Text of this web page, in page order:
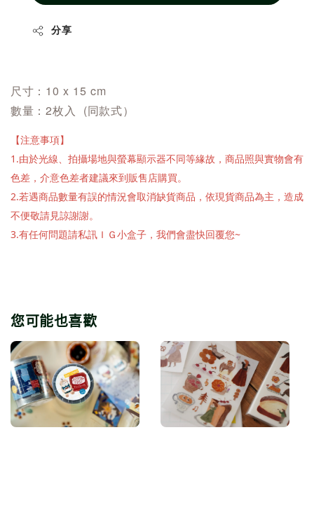
分享
尺寸：10 x 15 cm
數量：2枚入 (同款式）
【注意事項】
1.由於光線、拍攝場地與螢幕顯示器不同等緣故，商品照與實物會有
色差，介意色差者建議來到販售店購買。
2.若遇商品數量有誤的情況會取消缺貨商品，依現貨商品為主，造成
不便敬請見諒謝謝。
3.有任何問題請私訊ＩＧ小盒子，我們會盡快回覆您~
您可能也喜歡